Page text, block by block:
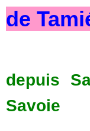
de
depuis
Savoie